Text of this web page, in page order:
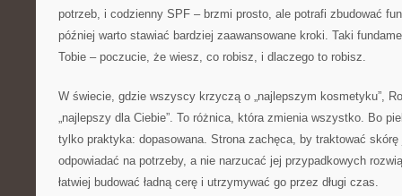
potrzeb, i codzienny SPF – brzmi prosto, ale potrafi zbudować
później warto stawiać bardziej zaawansowane kroki. Taki
Tobie – poczucie, że wiesz, co robisz, i dlaczego to robisz.
W świecie, gdzie wszyscy krzyczą o „najlepszym kosmetyku”,
„najlepszy dla Ciebie”. To różnica, która zmienia wszystko. Bo
tylko praktyka: dopasowana. Strona zachęca, by traktować skórę
odpowiadać na potrzeby, a nie narzucać jej przypadkowych
łatwiej budować ładną cerę i utrzymywać go przez długi czas.